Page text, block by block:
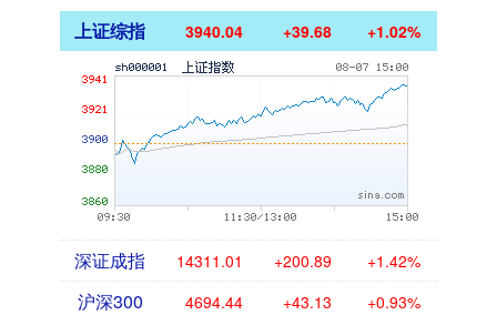
上证综指 3940.04 +39.68 +1.02%
深证成指 14311.01 +200.89 +1.42%
沪深300 4694.44 +43.13 +0.93%